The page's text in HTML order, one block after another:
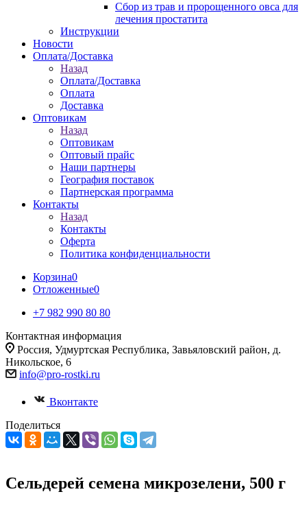
Сбор из трав и пророщенного овса для
лечения простатита
Инструкции
Новости
Оплата/Доставка
Назад
Оплата/Доставка
Оплата
Доставка
Оптовикам
Назад
Оптовикам
Оптовый прайс
Наши партнеры
География поставок
Партнерская программа
Контакты
Назад
Контакты
Оферта
Политика конфиденциальности
Корзина0
Отложенные0
+7 982 990 80 80
Контактная информация
Россия, Удмуртская Республика, Завьяловский район, д.
Никольское, 6
info@pro-rostki.ru
Вконтакте
Поделиться
Сельдерей семена микрозелени, 500 г